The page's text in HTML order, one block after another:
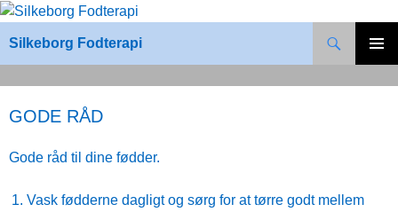
Hop
indhold
Silkeborg Fodterapi
MENU
GODE RÅD
Gode råd til dine fødder.
Vask fødderne dagligt og sørg for at tørre godt mellem